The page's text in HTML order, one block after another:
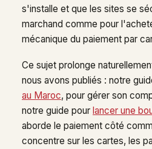
s'installe et que les sites se
marchand comme pour
mécanique du paiement par
Ce sujet prolonge
nous avons publiés : notre
au Maroc, pour gérer son
notre guide pour lancer une
aborde le paiement côté
concentre sur les cartes, les